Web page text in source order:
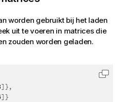
worden gebruikt bij het laden
uit te voeren in matrices die
zouden worden geladen.
]},
]}
Code